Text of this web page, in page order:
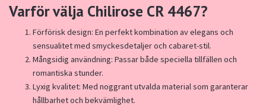
Varför välja Chilirose CR 4467?
Förförisk design: En perfekt kombination av elegans och
sensualitet med smyckesdetaljer och cabaret-stil.
Mångsidig användning: Passar både speciella tillfällen och
romantiska stunder.
Lyxig kvalitet: Med noggrant utvalda material som garanterar
hållbarhet och bekvämlighet.